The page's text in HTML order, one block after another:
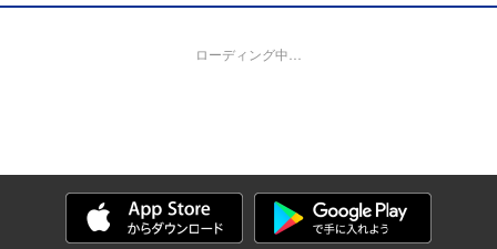
ローディング中…